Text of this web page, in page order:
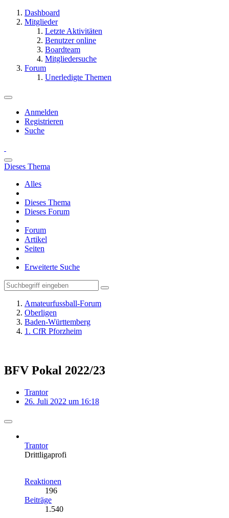
Dashboard
Mitglieder
Letzte Aktivitäten
Benutzer online
Boardteam
Mitgliedersuche
Forum
Unerledigte Themen
Anmelden
Registrieren
Suche
Dieses Thema
Alles
Dieses Thema
Dieses Forum
Forum
Artikel
Seiten
Erweiterte Suche
Amateurfussball-Forum
Oberligen
Baden-Württemberg
1. CfR Pforzheim
BFV Pokal 2022/23
Trantor
26. Juli 2022 um 16:18
Trantor
Drittligaprofi
Reaktionen
196
Beiträge
1.540